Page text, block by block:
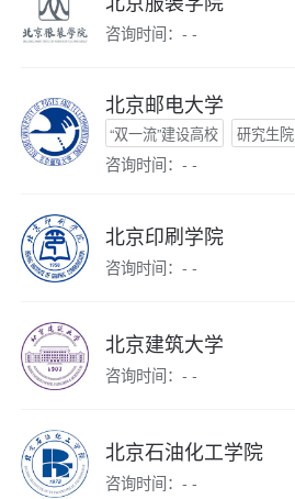
咨询时间：- -
北京邮电大学
“双一流”建设高校 研究生院
咨询时间：- -
北京印刷学院
咨询时间：- -
北京建筑大学
咨询时间：- -
北京石油化工学院
咨询时间：- -